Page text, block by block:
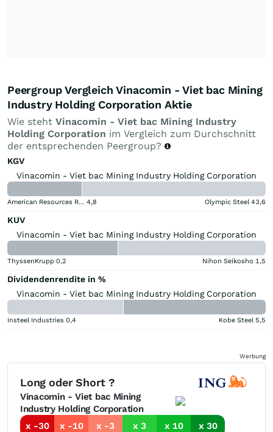
Peergroup Vergleich Vinacomin - Viet bac Mining
Industry Holding Corporation Aktie
Wie steht Vinacomin - Viet bac Mining Industry
Holding Corporation im Vergleich zum Durchschnitt
der entsprechenden Peergroup?
KGV
Vinacomin - Viet bac Mining Industry Holding Corporation
American Resources Registered (A) 4,8 Olympic Steel 43,6
KUV
Vinacomin - Viet bac Mining Industry Holding Corporation
ThyssenKrupp 0,2 Nihon Seikosho 1,5
Dividendenrendite in %
Vinacomin - Viet bac Mining Industry Holding Corporation
Insteel Industries 0,4 Kobe Steel 5,5
Werbung
Long oder Short ?
Vinacomin - Viet bac Mining
Industry Holding Corporation
x -30
x -10 x -3 x 3 x 10 x 30